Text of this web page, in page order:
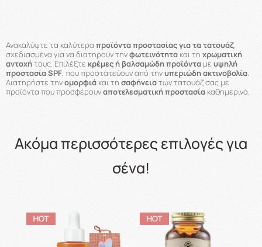
Ανακαλύψτε τα καλύτερα προϊόντα προστασίας για τα τατουάζ,
σχεδιασμένα για να διατηρούν τηνφωτεινότητα και τη χρωματική
αντοχήτους. Επιλέξτε κρέμες ή βαλσαμώδη προϊόνταμε υψηλή
προστασία SPF, που προστατεύουν από τηνυπεριώδη ακτινοβολία.
Διατηρήστε τηνομορφιάκαι τη σαφήνειατων τατουάζ σας με
προϊόντα που προσφέρουναποτελεσματική προστασία καθημερινά.
Ακόμα περισσότερες επιλογές για
σένα!